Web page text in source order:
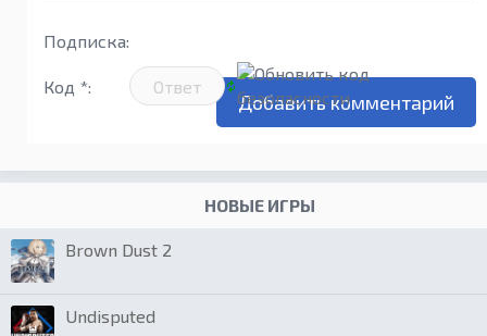
Подписка:
Код *:
НОВЫЕ ИГРЫ
Brown Dust 2
Undisputed